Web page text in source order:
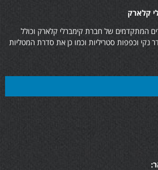
קלארק
המתקדמים של חברת קימברלי קלארק וכולל
נקי וכפפות סטריליות וכמו כן את סדרת המטליות